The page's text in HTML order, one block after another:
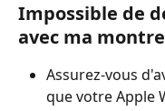
Impossible de
avec ma montre
Assurez-vous
que votre Apple